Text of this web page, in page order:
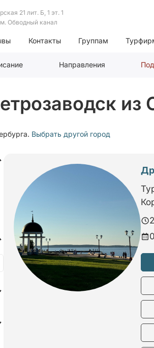
21 лит. Б, 1 эт. 1
м. Обводный канал
Контакты Группам
Направления
из
Выбрать другой город